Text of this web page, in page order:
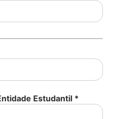
Estudantil *